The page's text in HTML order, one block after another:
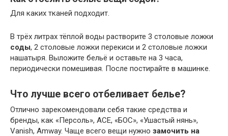
Для каких тканей подходит.
В трёх литрах тёплой воды растворите 3 столовые ложки
соды, 2 столовые ложки перекиси и 2 столовые ложки
нашатыря. Выложите бельё и оставьте на 3 часа,
периодически помешивая. После постирайте в машинке.
Что лучше всего отбеливает белье?
Отлично зарекомендовали себя такие средства и
бренды, как «Персоль», ACE, «БОС», «Ушастый нянь»,
Vanish, Amway. Чаще всего вещи нужно замочить на